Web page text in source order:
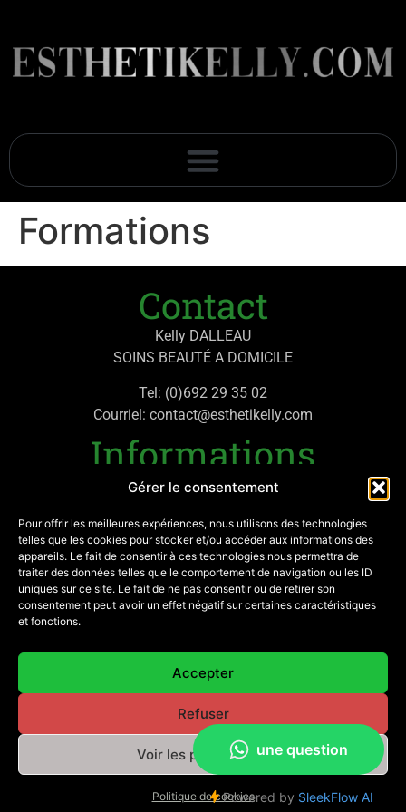
Gérer le consentement
Pour offrir les meilleures expériences, nous utilisons des technologies
telles que les cookies pour stocker et/ou accéder aux informations des
appareils. Le fait de consentir à ces technologies nous permettra de
traiter des données telles que le comportement de navigation ou les ID
uniques sur ce site. Le fait de ne pas consentir ou de retirer son
consentement peut avoir un effet négatif sur certaines caractéristiques
et fonctions.
Accepter
Refuser
Voir les préférences
Politique de cookies
Formations
Contact
Kelly DALLEAU
SOINS BEAUTÉ A DOMICILE
Tel: (0)692 29 35 02
Courriel: contact@esthetikelly.com
Informations
Politique de confidentialité
Mentions légales
Mon compte
Contactez-moi
Réseaux
© Esthetikelly.com 2022 | Tous droits réservés | Site réalisé
E-MCOI